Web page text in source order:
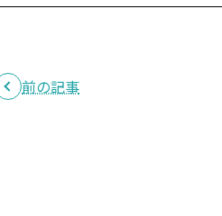
前の記事